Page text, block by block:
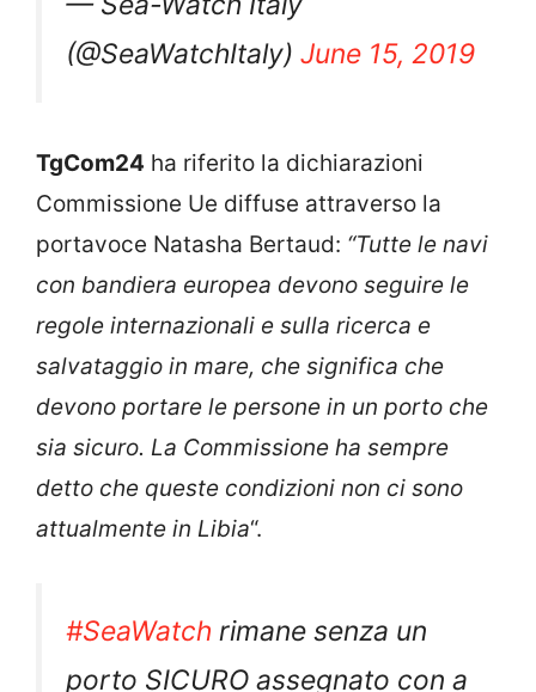
(@SeaWatchItaly) June 15, 2019
TgCom24 ha riferito la dichiarazioni
Commissione Ue diffuse attraverso la
portavoce Natasha Bertaud: “Tutte le navi
con bandiera europea devono seguire le
regole internazionali e sulla ricerca e
salvataggio in mare, che significa che
devono portare le persone in un porto che
sia sicuro. La Commissione ha sempre
detto che queste condizioni non ci sono
attualmente in Libia“.
#SeaWatch rimane senza un
porto SICURO assegnato con a